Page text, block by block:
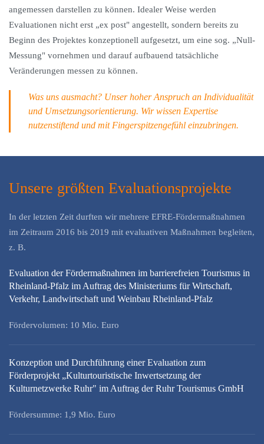
angemessen darstellen zu können. Idealer Weise werden
Evaluationen nicht erst „ex post" angestellt, sondern bereits zu
Beginn des Projektes konzeptionell aufgesetzt, um eine sog. „Null-
Messung" vornehmen und darauf aufbauend tatsächliche
Veränderungen messen zu können.
Was uns ausmacht? Unser hoher Anspruch an Individualität
und Umsetzungsorientierung. Wir wissen Expertise
nutzenstiftend und mit Fingerspitzengefühl einzubringen.
Unsere größten Evaluationsprojekte
In der letzten Zeit durften wir mehrere EFRE-Fördermaßnahmen
im Zeitraum 2016 bis 2019 mit evaluativen Maßnahmen begleiten,
z. B.
Evaluation der Fördermaßnahmen im barrierefreien Tourismus in
Rheinland-Pfalz im Auftrag des Ministeriums für Wirtschaft,
Verkehr, Landwirtschaft und Weinbau Rheinland-Pfalz
Fördervolumen: 10 Mio. Euro
Konzeption und Durchführung einer Evaluation zum
Förderprojekt „Kulturtouristische Inwertsetzung der
Kulturnetzwerke Ruhr" im Auftrag der Ruhr Tourismus GmbH
Fördersumme: 1,9 Mio. Euro